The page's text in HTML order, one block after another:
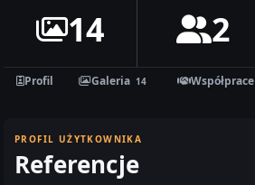
14 2
Profil Galeria 14 Współprace
PROFIL UŻYTKOWNIKA
Referencje